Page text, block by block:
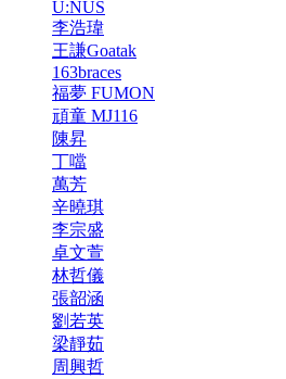
U:NUS
李浩瑋
王謙Goatak
163braces
福夢 FUMON
頑童 MJ116
陳昇
丁噹
萬芳
辛曉琪
李宗盛
卓文萱
林哲儀
張韶涵
劉若英
梁靜茹
周興哲